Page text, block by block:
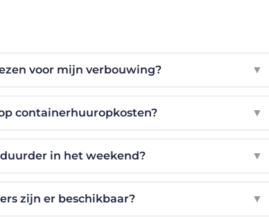
voor mijn verbouwing? ▼
containerhuuropkosten? ▼
in het weekend? ▼
zijn er beschikbaar? ▼